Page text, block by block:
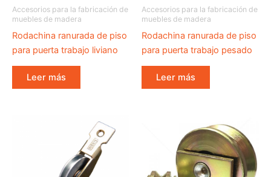
Accesorios para la fabricación de
muebles de madera
Rodachina ranurada de piso
para puerta trabajo liviano
Leer más
Accesorios para la fabricación de
muebles de madera
Rodachina ranurada de piso
para puerta trabajo pesado
Leer más